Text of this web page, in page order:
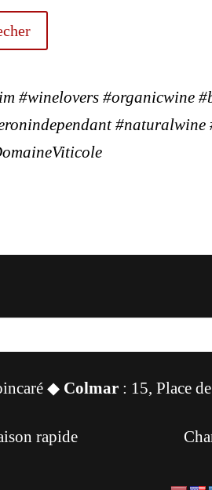
#winelovers #organicwine
#naturalwine
◆ Colmar : 15, Place
rapide